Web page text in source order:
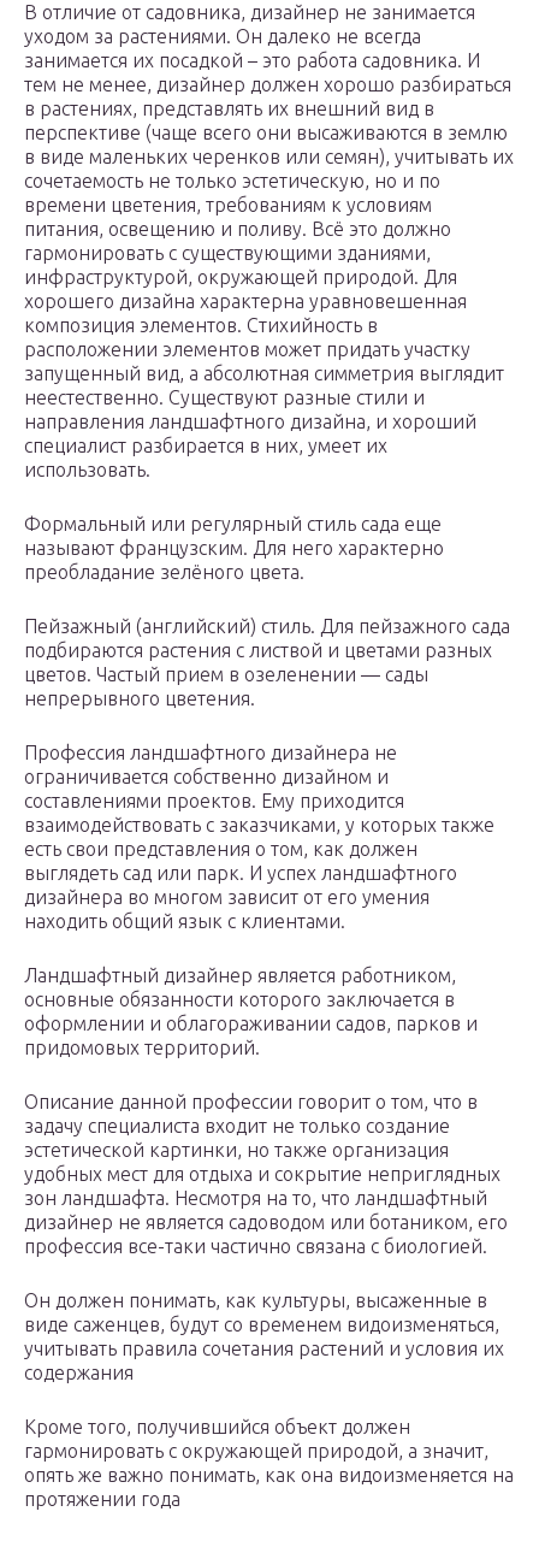
В отличие от садовника, дизайнер не занимается
уходом за растениями. Он далеко не всегда
занимается их посадкой – это работа садовника. И
тем не менее, дизайнер должен хорошо разбираться
в растениях, представлять их внешний вид в
перспективе (чаще всего они высаживаются в землю
в виде маленьких черенков или семян), учитывать их
сочетаемость не только эстетическую, но и по
времени цветения, требованиям к условиям
питания, освещению и поливу. Всё это должно
гармонировать с существующими зданиями,
инфраструктурой, окружающей природой. Для
хорошего дизайна характерна уравновешенная
композиция элементов. Стихийность в
расположении элементов может придать участку
запущенный вид, а абсолютная симметрия выглядит
неестественно. Существуют разные стили и
направления ландшафтного дизайна, и хороший
специалист разбирается в них, умеет их
использовать.
Формальный или регулярный стиль сада еще
называют французским. Для него характерно
преобладание зелёного цвета.
Пейзажный (английский) стиль. Для пейзажного сада
подбираются растения с листвой и цветами разных
цветов. Частый прием в озеленении — сады
непрерывного цветения.
Профессия ландшафтного дизайнера не
ограничивается собственно дизайном и
составлениями проектов. Ему приходится
взаимодействовать с заказчиками, у которых также
есть свои представления о том, как должен
выглядеть сад или парк. И успех ландшафтного
дизайнера во многом зависит от его умения
находить общий язык с клиентами.
Ландшафтный дизайнер является работником,
основные обязанности которого заключается в
оформлении и облагораживании садов, парков и
придомовых территорий.
Описание данной профессии говорит о том, что в
задачу специалиста входит не только создание
эстетической картинки, но также организация
удобных мест для отдыха и сокрытие неприглядных
зон ландшафта. Несмотря на то, что ландшафтный
дизайнер не является садоводом или ботаником, его
профессия все-таки частично связана с биологией.
Он должен понимать, как культуры, высаженные в
виде саженцев, будут со временем видоизменяться,
учитывать правила сочетания растений и условия их
содержания
Кроме того, получившийся объект должен
гармонировать с окружающей природой, а значит,
опять же важно понимать, как она видоизменяется на
протяжении года